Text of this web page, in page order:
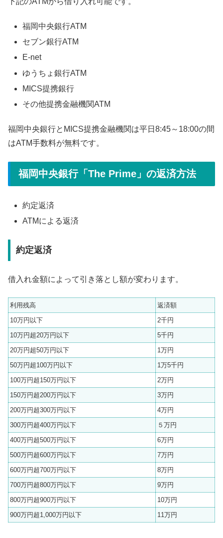
福岡中央銀行ATM
セブン銀行ATM
E-net
ゆうちょ銀行ATM
MICS提携銀行
その他提携金融機関ATM
福岡中央銀行とMICS提携金融機関は平日8:45～18:00の間
はATM手数料が無料です。
福岡中央銀行「The Prime」の返済方法
約定返済
ATMによる返済
約定返済
借入れ金額によって引き落とし額が変わります。
利用残高
返済額
10万円以下
2千円
10万円超20万円以下
5千円
20万円超50万円以下
1万円
50万円超100万円以下
1万5千円
100万円超150万円以下
2万円
150万円超200万円以下
3万円
200万円超300万円以下
4万円
300万円超400万円以下
５万円
400万円超500万円以下
6万円
500万円超600万円以下
7万円
600万円超700万円以下
8万円
700万円超800万円以下
9万円
800万円超900万円以下
10万円
900万円超1,000万円以下
11万円